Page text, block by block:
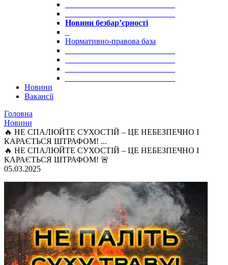
Новини безбар’єрності
Нормативно-правова база
Новини
Вакансії
Головна
Новини
🔥 НЕ СПАЛЮЙТЕ СУХОСТІЙ – ЦЕ НЕБЕЗПЕЧНО І
КАРАЄТЬСЯ ШТРАФОМ! ...
🔥 НЕ СПАЛЮЙТЕ СУХОСТІЙ – ЦЕ НЕБЕЗПЕЧНО І
КАРАЄТЬСЯ ШТРАФОМ! 🚨
05.03.2025